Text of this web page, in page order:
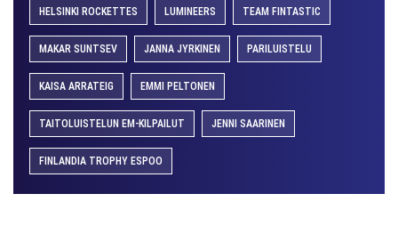
HELSINKI ROCKETTES LUMINEERS TEAM FINTASTIC
MAKAR SUNTSEV JANNA JYRKINEN PARILUISTELU
KAISA ARRATEIG EMMI PELTONEN
TAITOLUISTELUN EM-KILPAILUT JENNI SAARINEN
FINLANDIA TROPHY ESPOO